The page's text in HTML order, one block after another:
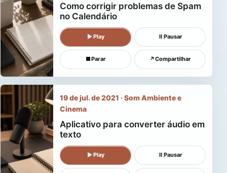
Como corrigir problemas de Spam
no Calendário
▶Play Ⅱ Pausar
■Parar ↗Compartilhar
19 de jul. de 2021 · Som Ambiente e
Cinema
Aplicativo para converter áudio em
texto
▶Play Ⅱ Pausar